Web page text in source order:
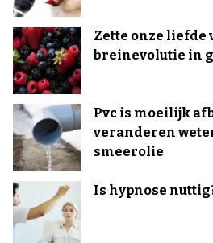
Zette onze liefde
breinevolutie in
Pvc is moeilijk
veranderen
smeerolie
Is hypnose